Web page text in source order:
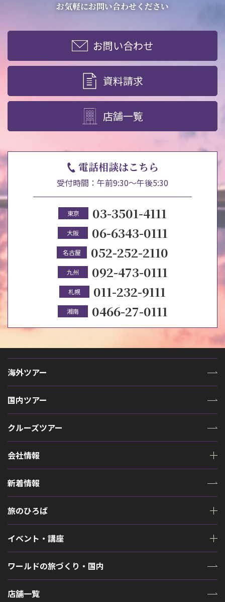
お気軽にお問い合わせください
お問い合わせ
資料請求
店舗一覧
電話相談はこちら
受付時間：午前9:30～午後5:30
東京 03-3501-4111
大阪 06-6343-0111
名古屋 052-252-2110
九州 092-473-0111
札幌 011-232-9111
湘南 0466-27-0111
海外ツアー
国内ツアー
クルーズツアー
会社情報
新着情報
旅のひろば
イベント・講座
ワールドの旅づくり・国内
店舗一覧